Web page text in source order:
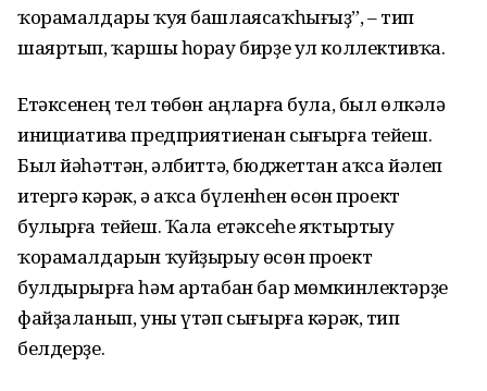
ҡорамалдары ҡуя башлаясаҡһығыҙ”, – тип
шаяртып, ҡаршы һорау бирҙе ул коллективҡа.
Етәксенең тел төбөн аңларға була, был өлкәлә
инициатива предприятиенан сығырға тейеш.
Был йәһәттән, әлбиттә, бюджеттан аҡса йәлеп
итергә кәрәк, ә аҡса бүленһен өсөн проект
булырға тейеш. Ҡала етәксеһе яҡтыртыу
ҡорамалдарын ҡуйҙырыу өсөн проект
булдырырға һәм артабан бар мөмкинлектәрҙе
файҙаланып, уны үтәп сығырға кәрәк, тип
белдерҙе.